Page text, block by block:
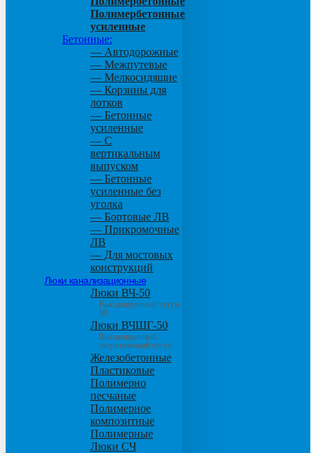
Полимербетонные
усиленные
Бетонные:
— Автодорожные
— Межпутевые
— Мелкосидящие
— Корзины для
лотков
— Бетонные
усиленные
— С
вертикальным
выпуском
— Бетонные
усиленные без
уголка
— Бортовые ЛВ
— Прикромочные
ЛВ
— Для мостовых
конструкций
Люки канализационные
Люки ВЧ-50
Высокопрочный чугун
50
Люки ВЧШГ-50
Высокопрочный
сверхтяжелый чугун
Железобетонные
Пластиковые
Полимерно
песчаные
Полимерное
композитные
Полимерные
Люки СЧ